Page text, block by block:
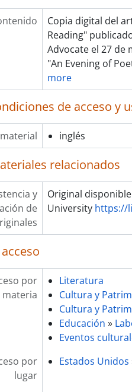
Copia digital del
Reading"
Advocate el 27 de
"An Evening of
more
de acceso y
inglés
relacionados
y
de
Original
University https://
por
materia
Literatura
Cultura y
Cultura y
Educación »
Eventos
por
lugar
Estados Unidos